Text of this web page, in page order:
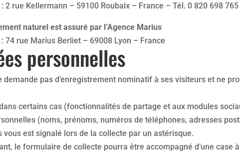
2 rue Kellermann – 59100 Roubaix – France – Tél. 0 820 698 765
naturel est assuré par l’Agence Marius
74 rue Marius Berliet – 69008 Lyon – France
personnelles
demande pas d’enregistrement nominatif à ses visiteurs et ne
certains cas (fonctionnalités de partage et aux modules
(noms, prénoms, numéros de téléphones, adresses
vous est signalé lors de la collecte par un astérisque.
le formulaire de collecte pourra être accompagné d’une